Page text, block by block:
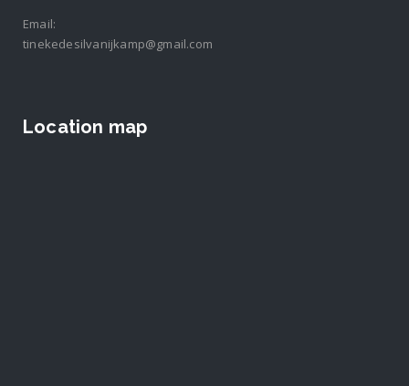
Email:
tinekedesilvanijkamp@gmail.com
Location map